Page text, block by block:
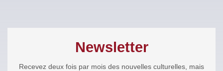
Newsletter
Recevez deux fois par mois des nouvelles culturelles, mais